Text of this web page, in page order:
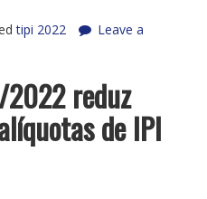
tipi 2022
Leave a
reduz
de IPI